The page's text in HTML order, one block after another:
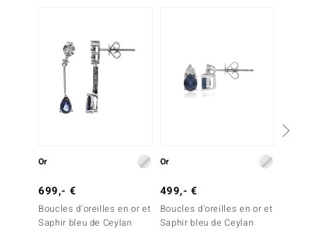
Or
699,- €
Boucles d'oreilles en or et
Saphir bleu de Ceylan
Or
499,- €
Boucles d'oreilles en or et
Saphir bleu de Ceylan